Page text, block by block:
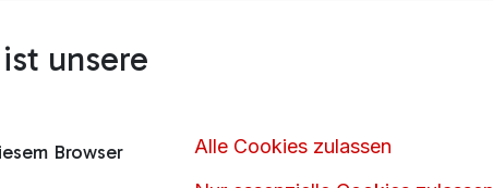
unsere
Browser
Alle Cookies zulassen